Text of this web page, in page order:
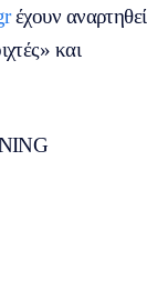
έχουν αναρτηθεί
και